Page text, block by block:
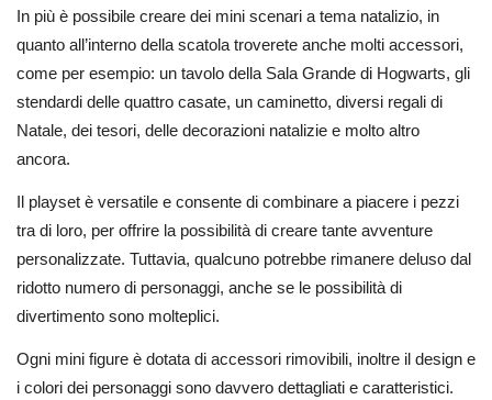
In più è possibile creare dei mini scenari a tema natalizio, in
quanto all’interno della scatola troverete anche molti accessori,
come per esempio: un tavolo della Sala Grande di Hogwarts, gli
stendardi delle quattro casate, un caminetto, diversi regali di
Natale, dei tesori, delle decorazioni natalizie e molto altro
ancora.
Il playset è versatile e consente di combinare a piacere i pezzi
tra di loro, per offrire la possibilità di creare tante avventure
personalizzate. Tuttavia, qualcuno potrebbe rimanere deluso dal
ridotto numero di personaggi, anche se le possibilità di
divertimento sono molteplici.
Ogni mini figure è dotata di accessori rimovibili, inoltre il design e
i colori dei personaggi sono davvero dettagliati e caratteristici.